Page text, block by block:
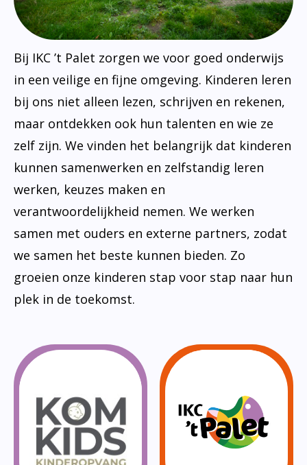
Bij IKC ’t Palet zorgen we voor goed onderwijs
in een veilige en fijne omgeving. Kinderen leren
bij ons niet alleen lezen, schrijven en rekenen,
maar ontdekken ook hun talenten en wie ze
zelf zijn. We vinden het belangrijk dat kinderen
kunnen samenwerken en zelfstandig leren
werken, keuzes maken en
verantwoordelijkheid nemen. We werken
samen met ouders en externe partners, zodat
we samen het beste kunnen bieden. Zo
groeien onze kinderen stap voor stap naar hun
plek in de toekomst.